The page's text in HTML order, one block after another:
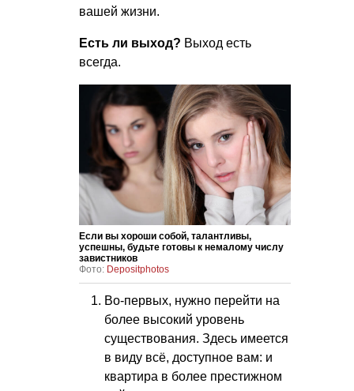
вашей жизни.
Есть ли выход? Выход есть
всегда.
Если вы хороши собой, талантливы,
успешны, будьте готовы к немалому числу
завистников
Фото: Depositphotos
Во-первых, нужно перейти на
более высокий уровень
существования. Здесь имеется
в виду всё, доступное вам: и
квартира в более престижном